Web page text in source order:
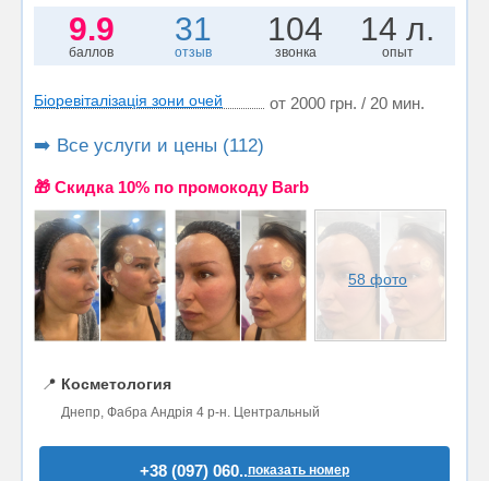
9.9
баллов
31
отзыв
104
звонка
14 л.
опыт
Біоревіталізація зони очей от 2000 грн. / 20 мин.
➡️ Все услуги и цены (112)
🎁 Cкидка 10% по промокоду Barb
58 фото
📍 Косметология
Днепр, Фабра Андрія 4 р-н. Центральный
+38 (097) 060..показать номер